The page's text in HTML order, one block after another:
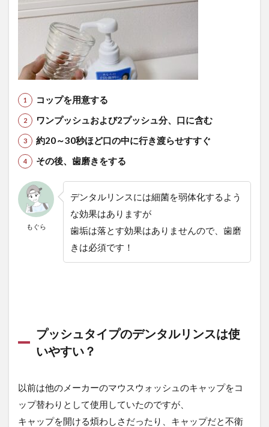
コップを用意する
ワンプッシュおよび2プッシュ分、口に含む
約20～30秒ほど口の中に行き渡らせすすぐ
その後、歯磨きをする
もぐら
デンタルリンスには細菌を弱体化するよう
な効果はありますが
歯垢は落とす効果はありませんので、歯磨
きは必須です！
プッシュタイプのデンタルリンスは使
いやすい？
以前は他のメーカーのマウスウォッシュのキャップをコ
ップ替わりとして使用していたのですが、
キャップを開ける煩わしさだったり、キャップだと不衛